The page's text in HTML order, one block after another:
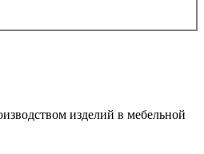
изделий в мебельной